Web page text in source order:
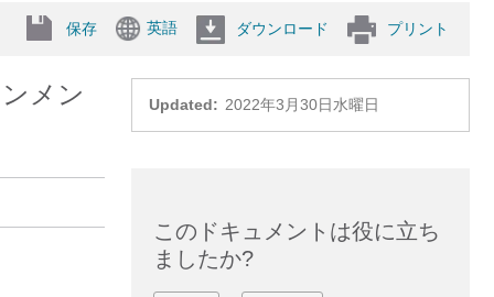
保存 英語 ダウンロード プリント
Updated: 2022年3月30日水曜日
メン
このドキュメントは役に立ち
ましたか?